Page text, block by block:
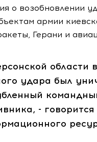
о возобновлении
армии
Герани и
области
удара был
-